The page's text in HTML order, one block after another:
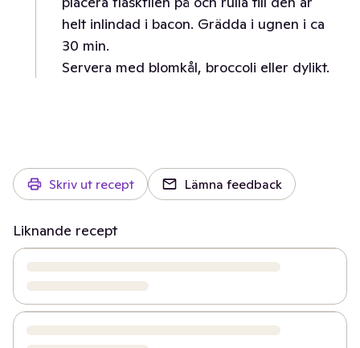
helt inlindad i bacon. Grädda i ugnen i ca
30 min.
Servera med blomkål, broccoli eller dylikt.
Skriv ut recept Lämna feedback
Liknande recept